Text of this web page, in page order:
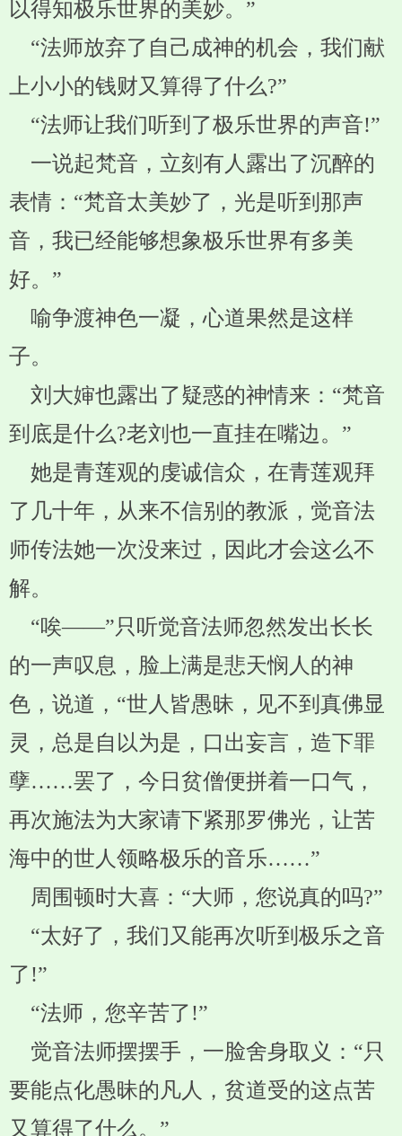
以得知极乐世界的美妙。”
“法师放弃了自己成神的机会，我们献
上小小的钱财又算得了什么?”
“法师让我们听到了极乐世界的声音!”
一说起梵音，立刻有人露出了沉醉的
表情：“梵音太美妙了，光是听到那声
音，我已经能够想象极乐世界有多美
好。”
喻争渡神色一凝，心道果然是这样
子。
刘大婶也露出了疑惑的神情来：“梵音
到底是什么?老刘也一直挂在嘴边。”
她是青莲观的虔诚信众，在青莲观拜
了几十年，从来不信别的教派，觉音法
师传法她一次没来过，因此才会这么不
解。
“唉——”只听觉音法师忽然发出长长
的一声叹息，脸上满是悲天悯人的神
色，说道，“世人皆愚昧，见不到真佛显
灵，总是自以为是，口出妄言，造下罪
孽……罢了，今日贫僧便拼着一口气，
再次施法为大家请下紧那罗佛光，让苦
海中的世人领略极乐的音乐……”
周围顿时大喜：“大师，您说真的吗?”
“太好了，我们又能再次听到极乐之音
了!”
“法师，您辛苦了!”
觉音法师摆摆手，一脸舍身取义：“只
要能点化愚昧的凡人，贫道受的这点苦
又算得了什么。”